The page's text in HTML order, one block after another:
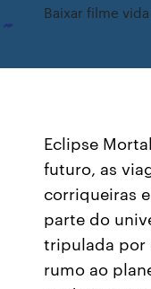
Baixar filme
Eclipse
futuro, as
corriqueiras
parte do
tripulada por
rumo ao